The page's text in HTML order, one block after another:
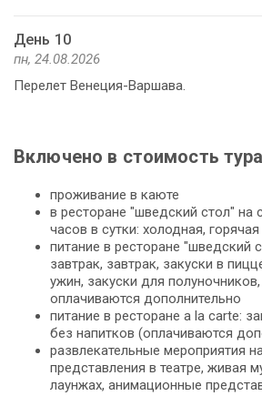
День 10
пн, 24.08.2026
Перелет Венеция-Варшава.
Включено в стоимость тура
проживание в каюте
в ресторане "шведский стол" на
часов в сутки: холодная,
питание в ресторане "шведский
завтрак, завтрак, закуски в
ужин, закуски для
оплачиваются дополнительно
питание в ресторане a la carte:
без напитков (оплачиваются
развлекательные мероприятия
представления в театре, живая
лаунжах, анимационные